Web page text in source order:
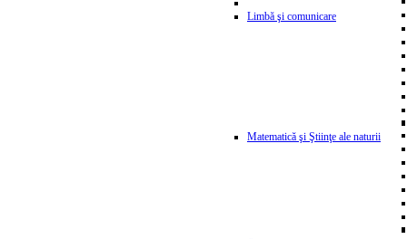
Limbă şi comunicare
Matematică şi Ştiinţe ale naturii